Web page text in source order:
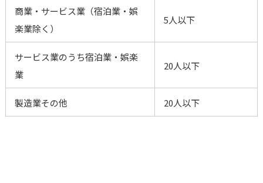
商業・サービス業（宿泊業・娯
楽業除く）
5人以下
サービス業のうち宿泊業・娯楽
業
20人以下
製造業その他 20人以下